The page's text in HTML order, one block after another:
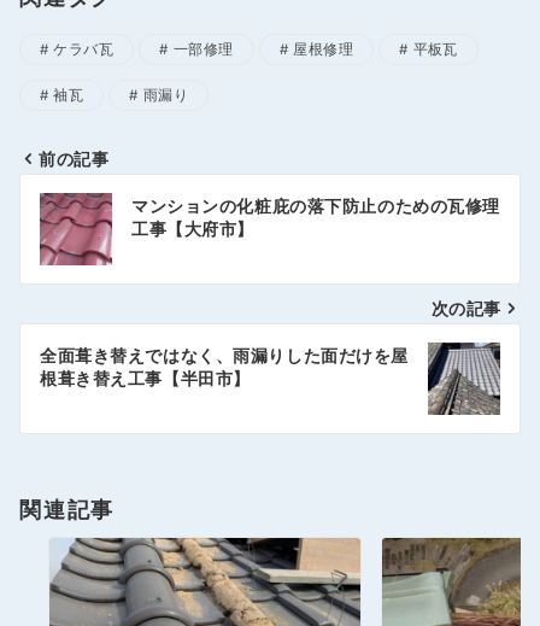
ケラバ瓦 一部修理 屋根修理 平板瓦
袖瓦 雨漏り
投
稿
ナ
ゲ
ー
シ
ン
前の記事
マンションの化粧庇の落下防止のための瓦修理
工事【大府市】
次の記事
全面葺き替えではなく、雨漏りした面だけを屋
根葺き替え工事【半田市】
関連記事